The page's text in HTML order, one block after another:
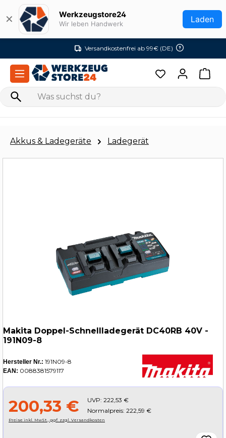
Zum Hauptinhalt springen
✕ Werkzeugstore24
Wir leben Handwerk Laden
Versandkostenfrei ab 99€ (DE)
Akkus & Ladegeräte Ladegerät
Makita Doppel-Schnellladegerät DC40RB 40V -
191N09-8
Hersteller Nr.: 191N09-8
EAN: 0088381579117
200,33 € UVP: 222,53 €
Normalpreis: 222,59 €
Preise inkl. MwSt., ggf. zzgl. Versandkosten